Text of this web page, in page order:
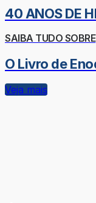
40 ANOS DE
SAIBA TUDO SOBRE
O Livro de
Veja mais